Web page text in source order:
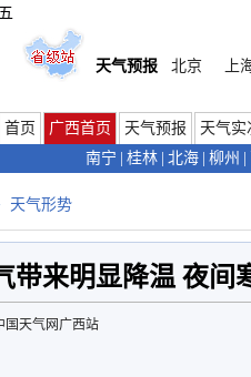
天气预报
北京 上
首页 广西首页 天气预报 天气实
南宁
桂林 北海 柳州
天气形势
带来明显降温 夜间
国天气网广西站